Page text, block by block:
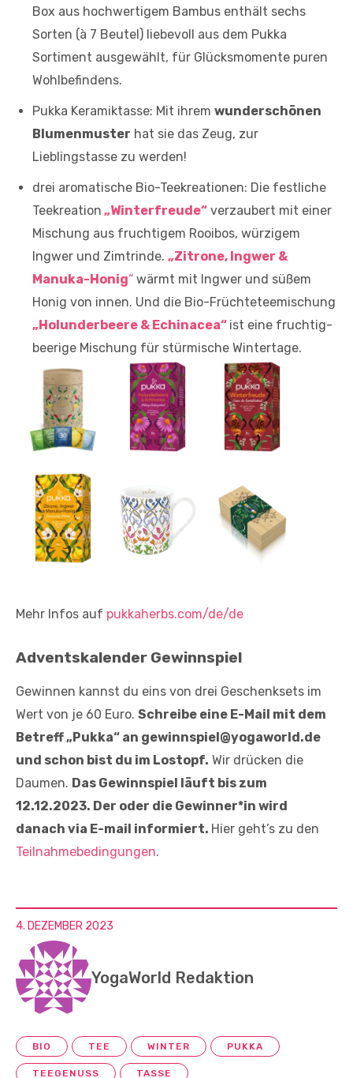
Box aus hochwertigem Bambus enthält sechs
Sorten (à 7 Beutel) liebevoll aus dem Pukka
Sortiment ausgewählt, für Glücksmomente puren
Wohlbefindens.
Pukka Keramiktasse: Mit ihrem wunderschönen
Blumenmuster hat sie das Zeug, zur
Lieblingstasse zu werden!
drei aromatische Bio-Teekreationen: Die festliche
Teekreation „Winterfreude“ verzaubert mit einer
Mischung aus fruchtigem Rooibos, würzigem
Ingwer und Zimtrinde. „Zitrone, Ingwer &
Manuka-Honig“ wärmt mit Ingwer und süßem
Honig von innen. Und die Bio-Früchteteemischung
„Holunderbeere & Echinacea“ ist eine fruchtig-
beerige Mischung für stürmische Wintertage.
Mehr Infos auf pukkaherbs.com/de/de
Adventskalender Gewinnspiel
Gewinnen kannst du eins von drei Geschenksets im
Wert von je 60 Euro. Schreibe eine E-Mail mit dem
Betreff „Pukka“ an gewinnspiel@yogaworld.de
und schon bist du im Lostopf. Wir drücken die
Daumen. Das Gewinnspiel läuft bis zum
12.12.2023. Der oder die Gewinner*in wird
danach via E-mail informiert. Hier geht’s zu den
Teilnahmebedingungen.
4. DEZEMBER 2023
YogaWorld Redaktion
BIO TEE WINTER PUKKA
TEEGENUSS TASSE